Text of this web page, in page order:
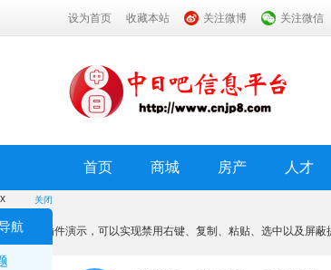
设为首页 收藏本站 关注微博 关注微信
首页 商城 房产 人才
关闭
航
x
本功能为插件演示，可以实现禁用右键、复制、粘贴、选中以及屏
我知道了